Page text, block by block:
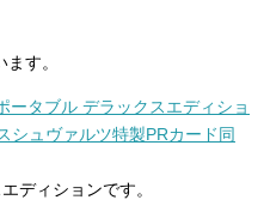
す。
ータブル デラックスエディショ
シュヴァルツ特製PRカード同
ディションです。